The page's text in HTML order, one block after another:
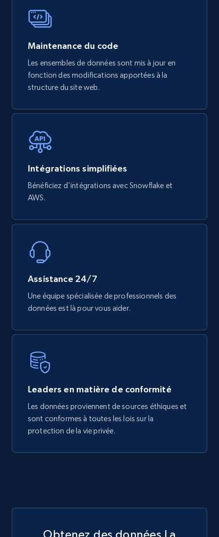
747+
Google Play Store reviews
URL, Review id, Reviewer name, Review date,
Review rating, Review, Found helpful, App url, and
740+
Mouser - Products
Product url, Category url, Mouser part num, Mfr
Manufacturer url, and more.
eCommerce
719+ 91+ Buy Now
Maintenance du code
Les ensembles de données sont mis à jour en
fonction des modifications apportées à la
structure du site web.
Intégrations simplifiées
Bénéficiez d'intégrations avec Snowflake et
AWS.
Assistance 24/7
Une équipe spécialisée de professionnels des
données est là pour vous aider.
Leaders en matière de conformité
Les données proviennent de sources éthiques et
sont conformes à toutes les lois sur la
protection de la vie privée.